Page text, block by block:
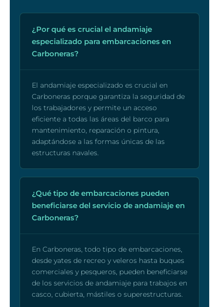
¿Por qué es crucial el andamiaje
especializado para embarcaciones en
Carboneras?
El andamiaje especializado es crucial en
Carboneras porque garantiza la seguridad de
los trabajadores y permite un acceso
eficiente a todas las áreas del barco para
mantenimiento, reparación o pintura,
adaptándose a las formas únicas de las
estructuras navales.
¿Qué tipo de embarcaciones pueden
beneficiarse del servicio de andamiaje en
Carboneras?
En Carboneras, todo tipo de embarcaciones,
desde yates de recreo y veleros hasta buques
comerciales y pesqueros, pueden beneficiarse
de los servicios de andamiaje para trabajos en
casco, cubierta, mástiles o superestructuras.